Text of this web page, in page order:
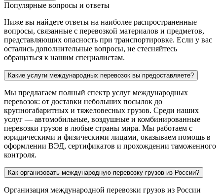
Популярные вопросы и ответы
Ниже вы найдете ответы на наиболее распространенные
вопросы, связанные с перевозкой материалов и предметов,
представляющих опасность при транспортировке. Если у вас
остались дополнительные вопросы, не стесняйтесь
обращаться к нашим специалистам.
Какие услуги международных перевозок вы предоставляете?
Мы предлагаем полный спектр услуг международных
перевозок: от доставки небольших посылок до
крупногабаритных и тяжеловесных грузов. Среди наших
услуг — автомобильные, воздушные и комбинированные
перевозки грузов в любые страны мира. Мы работаем с
юридическими и физическими лицами, оказываем помощь в
оформлении ВЭД, сертификатов и прохождении таможенного
контроля.
Как организовать международную перевозку грузов из России?
Организация международной перевозки грузов из России